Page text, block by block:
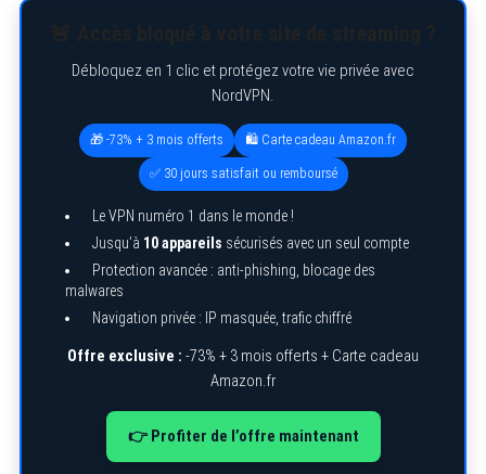
Débloquez en 1 clic et protégez votre vie privée avec
NordVPN.
🎁 -73% + 3 mois offerts 🛍️ Carte cadeau Amazon.fr
✅ 30 jours satisfait ou remboursé
Le VPN numéro 1 dans le monde !
Jusqu’à 10 appareils sécurisés avec un seul compte
Protection avancée : anti-phishing, blocage des
malwares
Navigation privée : IP masquée, trafic chiffré
Offre exclusive : -73% + 3 mois offerts + Carte cadeau
Amazon.fr
👉 Profiter de l’offre maintenant